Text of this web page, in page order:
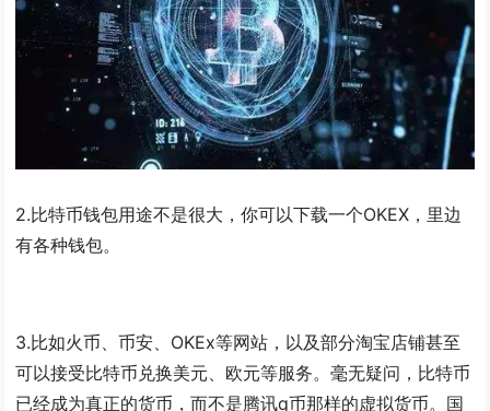
2.比特币钱包用途不是很大，你可以下载一个OKEX，里边
有各种钱包。
3.比如火币、币安、OKEx等网站，以及部分淘宝店铺甚至
可以接受比特币兑换美元、欧元等服务。毫无疑问，比特币
已经成为真正的货币，而不是腾讯q币那样的虚拟货币。国